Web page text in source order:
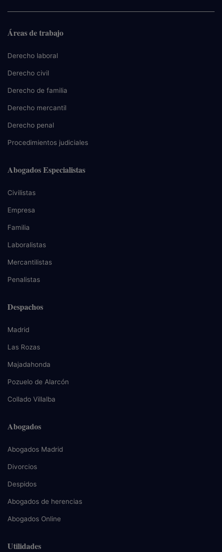
Áreas de trabajo
Derecho laboral
Derecho civil
Derecho de familia
Derecho mercantil
Derecho penal
Procedimientos judiciales
Abogados Especialistas
Civilistas
Empresa
Familia
Laboralistas
Mercantilistas
Penalistas
Despachos
Madrid
Las Rozas
Majadahonda
Pozuelo de Alarcón
Collado Villalba
Abogados
Abogados Madrid
Divorcios
Despidos
Abogados de herencias
Abogados Online
Utilidades